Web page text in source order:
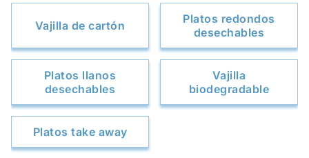
Vajilla de cartón
Platos redondos
desechables
Platos llanos
desechables
Vajilla
biodegradable
Platos take away